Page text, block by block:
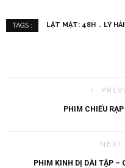
TAGS : LẬT MẶT: 48H LÝ HẢI
PHIM CHIẾU
NEXT
PHIM KINH DỊ DÀI TẬP –